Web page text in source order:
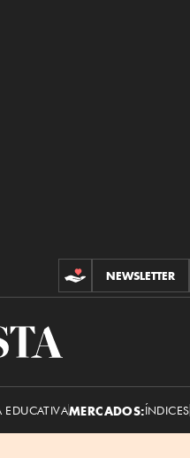
CONTRIBUCIONES
NEWSLETTER
EDUCATIVAMERCADOS:ÍNDICES